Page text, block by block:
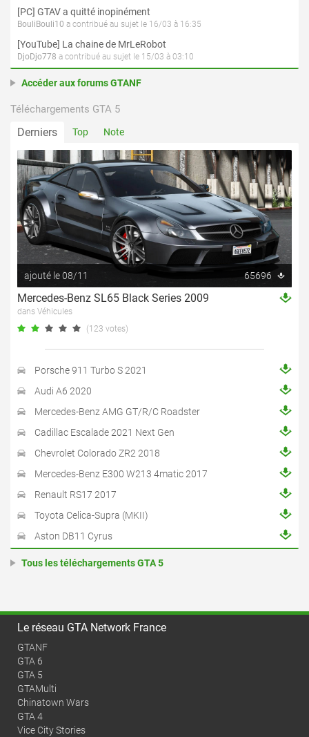
[PC] GTAV a quitté inopinément
BouliBouli10 a contribué au sujet le 16/03 à 16:35
[YouTube] La chaine de MrLeRobot
DjoDjo778 a contribué au sujet le 15/03 à 03:10
Accéder aux forums GTANF
Téléchargements GTA 5
Derniers Top Note
ajouté le 08/11 65696
Mercedes-Benz SL65 Black Series 2009
dans Véhicules
(123 votes)
Porsche 911 Turbo S 2021
Audi A6 2020
Mercedes-Benz AMG GT/R/C Roadster
Cadillac Escalade 2021 Next Gen
Chevrolet Colorado ZR2 2018
Mercedes-Benz E300 W213 4matic 2017
Renault RS17 2017
Toyota Celica-Supra (MKII)
Aston DB11 Cyrus
Tous les téléchargements GTA 5
Le réseau GTA Network France
GTANF
GTA 6
GTA 5
GTAMulti
Chinatown Wars
GTA 4
Vice City Stories